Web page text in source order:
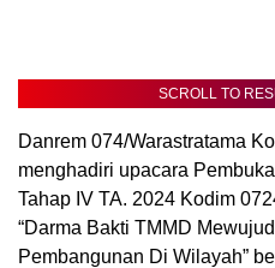
SCROLL TO
Danrem 074/Warastratama
menghadiri upacara
Tahap IV TA. 2024 Kodim
“Darma Bakti TMMD
Pembangunan Di Wilayah”